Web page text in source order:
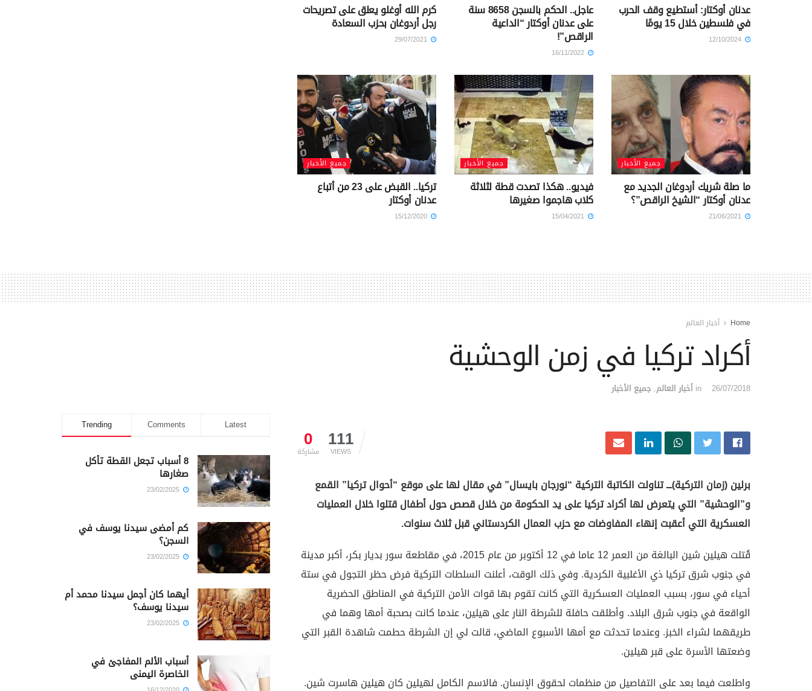
عدنان أوكتار: أستطيع وقف الحرب
في فلسطين خلال 15 يومًا
عاجل.. الحكم بالسجن 8658 سنة
على عدنان أوكتار “الداعية
الراقص”!
كرم الله أوغلو يعلق على تصريحات
رجل أردوغان بحزب السعادة
جميع الأخبار
ما صلة شريك أردوغان الجديد مع
عدنان أوكتار “الشيخ الراقص”؟
جميع الأخبار
فيديو.. هكذا تصدت قطة لثلاثة
كلاب هاجموا صغيرها
جميع الأخبار
تركيا.. القبض على 23 من أتباع
عدنان أوكتار
Home أخبار العالم
أكراد تركيا في زمن الوحشية
26/07/2018
in أخبار العالم, جميع الأخبار
0
مشاركة 111
VIEWS
برلين (زمان التركية)ـــ تناولت الكاتبة التركية “نورجان بايسال” في مقال لها على موقع “أحوال تركيا” القمع
و”الوحشية” التي يتعرض لها أكراد تركيا على يد الحكومة من خلال قصص حول أطفال قتلوا خلال العمليات
العسكرية التي أعقبت إنهاء المفاوضات مع حزب العمال الكردستاني قبل ثلاث سنوات.
قُتلت هيلين شين البالغة من العمر 12 عاما في 12 أكتوبر من عام 2015، في مقاطعة سور بديار بكر، أكبر مدينة
في جنوب شرق تركيا ذي الأغلبية الكردية. وفي ذلك الوقت، أعلنت السلطات التركية فرض حظر التجول في ستة
أحياء في سور، بسبب العمليات العسكرية التي كانت تقوم بها قوات الأمن التركية في المناطق الحضرية
الواقعة في جنوب شرق البلاد. وأطلقت حافلة للشرطة النار على هيلين، عندما كانت بصحبة أمها وهما في
طريقهما لشراء الخبز. وعندما تحدثت مع أمها الأسبوع الماضي، قالت لي إن الشرطة حطمت شاهدة القبر التي
وضعتها الأسرة على قبر هيلين.
واطلعت فيما بعد على التفاصيل من منظمات لحقوق الإنسان. فالاسم الكامل لهيلين كان هيلين هاسرت شين.
Trending Comments Latest
8 أسباب تجعل القطة تأكل
صغارها
كم أمضى سيدنا يوسف في
السجن؟
أيهما كان أجمل سيدنا محمد أم
سيدنا يوسف؟
أسباب الألم المفاجئ في
الخاصرة اليمنى